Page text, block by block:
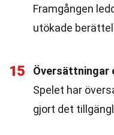
Framgången
utökade
15
Översättningar
Spelet har
gjort det